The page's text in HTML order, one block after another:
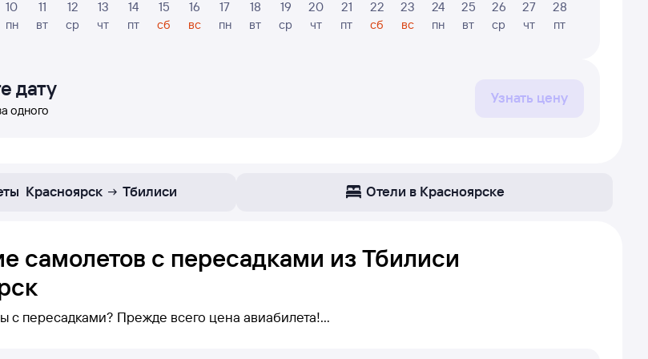
10
пн
11
вт
12
ср
13
чт
14
пт
15
сб
16
вс
17
пн
18
вт
19
ср
20
чт
21
пт
22
сб
23
вс
24
пн
25
вт
26
ср
27
чт
28
пт
дату
одного
Узнать цену
Красноярск Тбилиси Отели в Красноярске
самолетов с пересадками из Тбилиси
с пересадками? Прежде всего цена авиабилета!